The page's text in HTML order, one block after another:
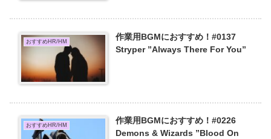
おすすめHR/HM
作業用BGMにおすすめ！#0137
Stryper ”Always There For You”
おすすめHR/HM
作業用BGMにおすすめ！#0226
Demons & Wizards ”Blood On